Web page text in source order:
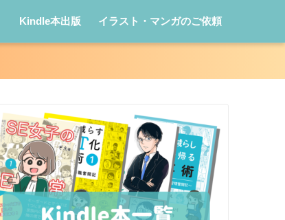
Kindle本出版 イラスト・マンガのご依頼